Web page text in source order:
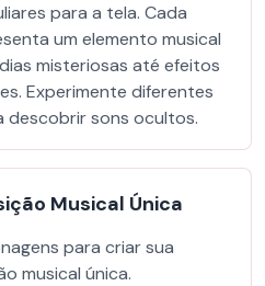
para a tela. Cada
um elemento musical
misteriosas até efeitos
Experimente diferentes
descobrir sons ocultos.
Musical Única
para criar sua
musical única.